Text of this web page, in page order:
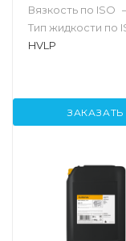
Вязкость по ISO
Тип жидкости по
HVLP
ЗАКАЗАТЬ